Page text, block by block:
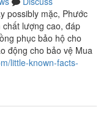
possibly mặc, Phước
lượng cao, đáp
phục bảo hộ cho
động cho bảo vệ Mua
little-known-facts-